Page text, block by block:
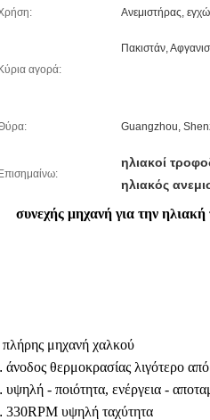
Ανεμιστήρας,
Κύρια αγορά:
Πακιστάν,
Guangzhou,
Επισημαίνω:
ηλιακοί
ηλιακός
συνεχής μηχανή για την
πλήρης μηχανή χαλκού
άνοδος θερμοκρασίας λιγότερο
υψηλή - ποιότητα, ενέργεια -
330RPM υψηλή ταχύτητα